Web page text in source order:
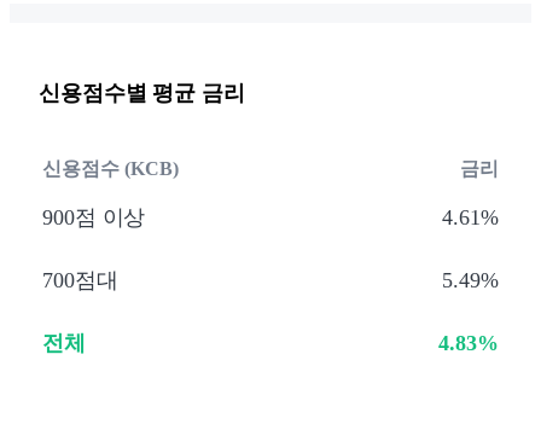
신용점수별 평균 금리
신용점수 (KCB) 금리
900점 이상 4.61%
700점대 5.49%
전체 4.83%